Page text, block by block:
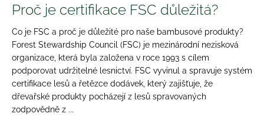
Proč je certifikace FSC důležitá?
Co je FSC a proč je důležité pro naše bambusové produkty?
Forest Stewardship Council (FSC) je mezinárodní nezisková
organizace, která byla založena v roce 1993 s cílem
podporovat udržitelné lesnictví. FSC vyvinul a spravuje systém
certifikace lesů a řetězce dodávek, který zajišťuje, že
dřevařské produkty pocházejí z lesů spravovaných
zodpovědně z ...